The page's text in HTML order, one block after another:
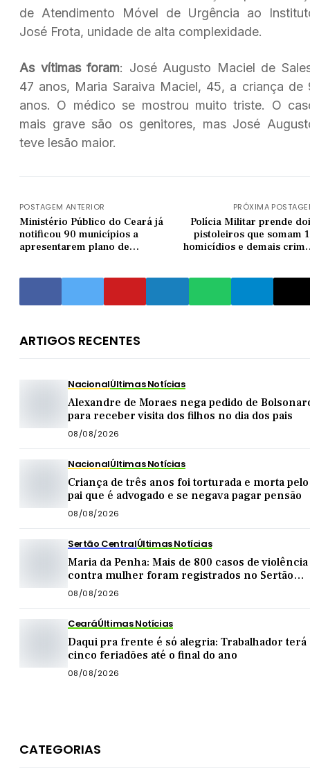
de Atendimento Móvel de Urgência ao
José Frota, unidade de alta complexidade.
As vítimas foram: José Augusto Maciel de
47 anos, Maria Saraiva Maciel, 45, a criança de
anos. O médico se mostrou muito triste. O
mais grave são os genitores, mas José
teve lesão maior.
POSTAGEM ANTERIOR
Ministério Público do Ceará já
notificou 90 municípios a
apresentarem plano de
PRÓXIMA
Polícia Militar prende
pistoleiros que somam
homicídios e demais
ARTIGOS RECENTES
NacionalÚltimas Notícias
Alexandre de Moraes nega pedido de
para receber visita dos filhos no dia dos pais
08/08/2026
NacionalÚltimas Notícias
Criança de três anos foi torturada e morta pelo
pai que é advogado e se negava pagar pensão
08/08/2026
Sertão CentralÚltimas Notícias
Maria da Penha: Mais de 800 casos de violência
contra mulher foram registrados no Sertão
Central este ano
08/08/2026
CearáÚltimas Notícias
Daqui pra frente é só alegria: Trabalhador terá
cinco feriadões até o final do ano
08/08/2026
CATEGORIAS